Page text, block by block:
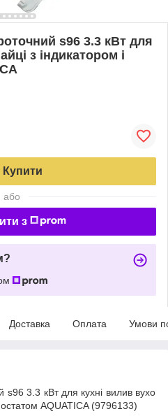
s96 3.3 кВт для
з індикатором і
Купити
або
з
Доставка Оплата Умови
s96 3.3 кВт для кухні вилив вухо
AQUATICA (9796133)